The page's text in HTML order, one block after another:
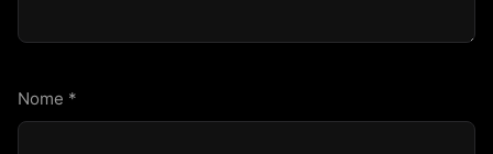
Nome *